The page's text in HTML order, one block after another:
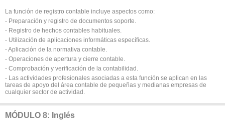
La función de registro contable incluye aspectos como:
- Preparación y registro de documentos soporte.
- Registro de hechos contables habituales.
- Utilización de aplicaciones informáticas específicas.
- Aplicación de la normativa contable.
- Operaciones de apertura y cierre contable.
- Comprobación y verificación de la contabilidad.
- Las actividades profesionales asociadas a esta función se aplican en las
tareas de apoyo del área contable de pequeñas y medianas empresas de
cualquier sector de actividad.
MÓDULO 8: Inglés